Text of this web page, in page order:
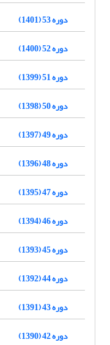
دوره 53 (1401)
دوره 52 (1400)
دوره 51 (1399)
دوره 50 (1398)
دوره 49 (1397)
دوره 48 (1396)
دوره 47 (1395)
دوره 46 (1394)
دوره 45 (1393)
دوره 44 (1392)
دوره 43 (1391)
دوره 42 (1390)